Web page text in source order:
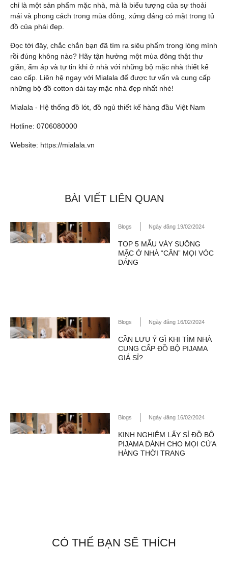
chỉ là một sản phẩm mặc nhà, mà là biểu tượng của sự thoải
mái và phong cách trong mùa đông, xứng đáng có mặt trong tủ
đồ của phái đẹp.
Đọc tới đây, chắc chắn bạn đã tìm ra siêu phẩm trong lòng mình
rồi đúng không nào? Hãy tận hưởng một mùa đông thật thư
giãn, ấm áp và tự tin khi ở nhà với những bộ mặc nhà thiết kế
cao cấp. Liên hệ ngay với Mialala để được tư vấn và cung cấp
những bộ đồ cotton dài tay mặc nhà đẹp nhất nhé!
Mialala - Hệ thống đồ lót đồ ngủ thiết kế hàng đầu Việt Nam
Hotline: 0706080000
Website: https://mialala.vn
BÀI VIẾT LIÊN QUAN
Blogs Ngày đăng 19/02/2024
TOP 5 MẪU VÁY SUÔNG
MẶC Ở NHÀ “CÂN” MỌI VÓC
DÁNG
Blogs Ngày đăng 16/02/2024
CẦN LƯU Ý GÌ KHI TÌM NHÀ
CUNG CẤP ĐỒ BỘ PIJAMA
GIÁ SỈ?
Blogs Ngày đăng 16/02/2024
KINH NGHIỆM LẤY SỈ ĐỒ BỘ
PIJAMA DÀNH CHO MỌI CỬA
HÀNG THỜI TRANG
CÓ THỂ BẠN SẼ THÍCH